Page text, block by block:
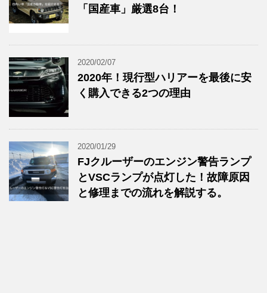
「国産車」厳選8台！
2020/02/07
2020年！現行型ハリアーを最後に安
く購入できる2つの理由
2020/01/29
FJクルーザーのエンジン警告ランプ
とVSCランプが点灯した！故障原因
と修理までの流れを解説する。